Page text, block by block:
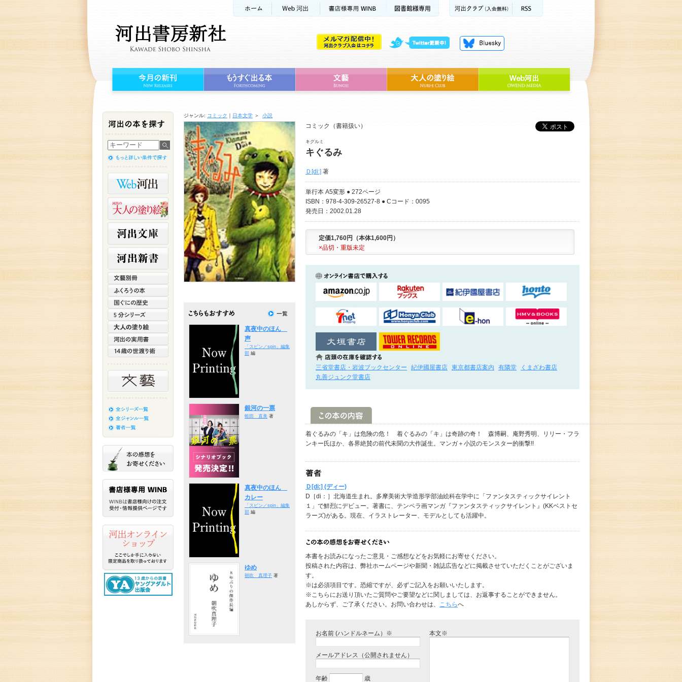
ジャンル: コミック ｜ 日本文学 ＞ 小説
コミック（書籍扱い）
キグルミ
キぐるみ
Ｄ[di:] 著
単行本 A5変形 ● 272ページ
ISBN：978-4-309-26527-8 ● Cコード：0095
発売日：2002.01.28
定価1,760円（本体1,600円）
×品切・重版未定
三省堂書店・岩波ブックセンター 紀伊國屋書店 東京都書店案内 有隣堂
くまざわ書店
丸善ジュンク堂書店
着ぐるみの「キ」は危険の危！ 着ぐるみの「キ」は奇跡の奇！ 森博嗣、庵野秀明、リリー・フラ
ンキー氏ほか、各界絶賛の前代未聞の大作誕生。マンガ＋小説のモンスター的衝撃!!
Ｄ[di:] (ディー)
D［di：］北海道生まれ。多摩美術大学造形学部油絵科在学中に「ファンタスティックサイレント
１」で鮮烈にデビュー。著書に、テンペラ画マンガ『ファンタスティックサイレント』(KKベストセ
ラーズ)がある。現在、イラストレーター、モデルとしても活躍中。
本書をお読みになったご意見・ご感想などをお気軽にお寄せください。
投稿された内容は、弊社ホームページや新聞・雑誌広告などに掲載させていただくことがございま
す。
※は必須項目です。恐縮ですが、必ずご記入をお願いいたします。
※こちらにお送り頂いたご質問やご要望などに関しましては、お返事することができません。
あしからず、ご了承ください。お問い合わせは、 こちらへ
お名前 (ハンドルネーム）※
メールアドレス（公開されません）
年齢 歳
本文※
真夜中のほん
声
「スピン／spin」編集
部 編
銀河の一票
蛭田 直美 著
真夜中のほん
カレー
「スピン／spin」編集
部 編
ゆめ
朝吹 真理子 著